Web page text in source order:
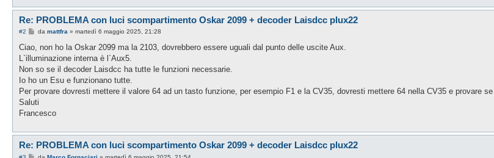
Re: PROBLEMA con luci scompartimento Oskar 2099 + decoder Laisdcc plux22
#2
M
s
a
g
i
o
da mattfra » martedì 6 maggio 2025, 21:28
Ciao, non ho la Oskar 2099 ma la 2103, dovrebbero essere uguali dal punto delle uscite Aux.
L`illuminazione interna è l`Aux5.
Non so se il decoder Laisdcc ha tutte le funzioni necessarie.
Io ho un Esu e funzionano tutte.
Per provare dovresti mettere il valore 64 ad un tasto funzione, per esempio F1 e la CV35, dovresti mettere 64 nella CV35 e provare
Saluti
Francesco
Re: PROBLEMA con luci scompartimento Oskar 2099 + decoder Laisdcc plux22
M